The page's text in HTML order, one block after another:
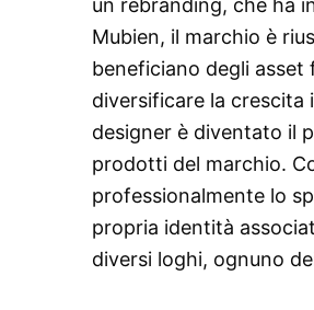
Mubien, il marchio è
beneficiano degli
diversificare la crescita
designer è diventato il
prodotti del marchio.
professionalmente lo
propria identità
diversi loghi, ognuno